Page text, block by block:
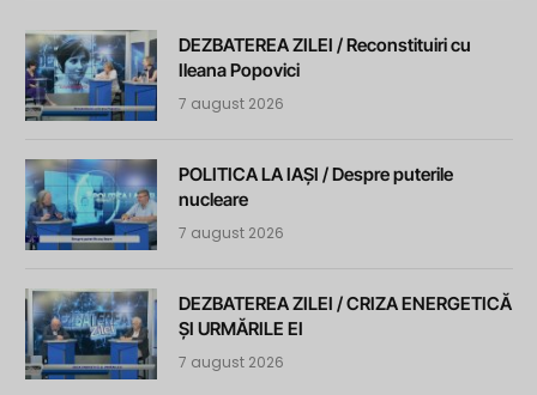
DEZBATEREA ZILEI / Reconstituiri cu
Ileana Popovici
7 august 2026
POLITICA LA IAȘI / Despre puterile
nucleare
7 august 2026
DEZBATEREA ZILEI / CRIZA ENERGETICĂ
ȘI URMĂRILE EI
7 august 2026